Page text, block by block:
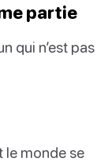
partie
qui n’est pas
le monde se